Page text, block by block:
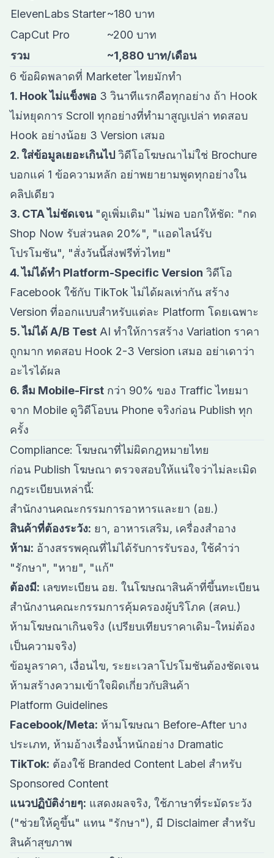
ElevenLabs Starter~180 บาท
CapCut Pro
~200 บาท
รวม
~1,880 บาท/เดือน
6 ข้อผิดพลาดที่ Marketer ไทยมักทำ
1. Hook ไม่แข็งพอ 3 วินาทีแรกคือทุกอย่าง ถ้า Hook
ไม่หยุดการ Scroll ทุกอย่างที่ทำมาสูญเปล่า ทดสอบ
Hook อย่างน้อย 3 Version เสมอ
2. ใส่ข้อมูลเยอะเกินไป วิดีโอโฆษณาไม่ใช่ Brochure
บอกแค่ 1 ข้อความหลัก อย่าพยายามพูดทุกอย่างใน
คลิปเดียว
3. CTA ไม่ชัดเจน"ดูเพิ่มเติม" ไม่พอ บอกให้ชัด: "กด
Shop Now รับส่วนลด 20%", "แอดไลน์รับ
โปรโมชัน", "สั่งวันนี้ส่งฟรีทั่วไทย"
4. ไม่ได้ทำ Platform-Specific Version วิดีโอ
Facebook ใช้กับ TikTok ไม่ได้ผลเท่ากัน สร้าง
Version ที่ออกแบบสำหรับแต่ละ Platform โดยเฉพาะ
5. ไม่ได้ A/B Test AI ทำให้การสร้าง Variation ราคา
ถูกมาก ทดสอบ Hook 2-3 Version เสมอ อย่าเดาว่า
อะไรได้ผล
6. ลืม Mobile-First กว่า 90% ของ Traffic ไทยมา
จาก Mobile ดูวิดีโอบน Phone จริงก่อน Publish ทุก
ครั้ง
Compliance: โฆษณาที่ไม่ผิดกฎหมายไทย
ก่อน Publish โฆษณา ตรวจสอบให้แน่ใจว่าไม่ละเมิด
กฎระเบียบเหล่านี้:
สำนักงานคณะกรรมการอาหารและยา (อย.)
สินค้าที่ต้องระวัง: ยา, อาหารเสริม, เครื่องสำอาง
ห้าม: อ้างสรรพคุณที่ไม่ได้รับการรับรอง, ใช้คำว่า
"รักษา", "หาย", "แก้"
ต้องมี: เลขทะเบียน อย. ในโฆษณาสินค้าที่ขึ้นทะเบียน
สำนักงานคณะกรรมการคุ้มครองผู้บริโภค (สคบ.)
ห้ามโฆษณาเกินจริง (เปรียบเทียบราคาเดิม-ใหม่ต้อง
เป็นความจริง)
ข้อมูลราคา, เงื่อนไข, ระยะเวลาโปรโมชันต้องชัดเจน
ห้ามสร้างความเข้าใจผิดเกี่ยวกับสินค้า
Platform Guidelines
Facebook/Meta: ห้ามโฆษณา Before-After บาง
ประเภท, ห้ามอ้างเรื่องน้ำหนักอย่าง Dramatic
TikTok: ต้องใช้ Branded Content Label สำหรับ
Sponsored Content
แนวปฏิบัติง่ายๆ: แสดงผลจริง, ใช้ภาษาที่ระมัดระวัง
("ช่วยให้ดูขึ้น" แทน "รักษา"), มี Disclaimer สำหรับ
สินค้าสุขภาพ